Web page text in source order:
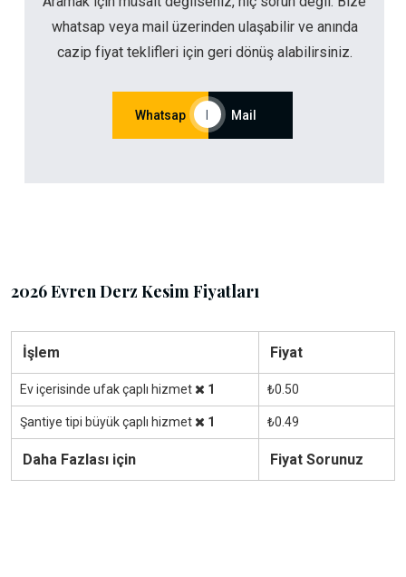
whatsap veya mail üzerinden ulaşabilir ve anında
cazip fiyat teklifleri için geri dönüş alabilirsiniz.
Whatsap Mail
2026 Evren Derz Kesim Fiyatları
İşlem Fiyat
Ev içerisinde ufak çaplı hizmet 1 ₺0.50
Şantiye tipi büyük çaplı hizmet 1 ₺0.49
Daha Fazlası için Fiyat Sorunuz